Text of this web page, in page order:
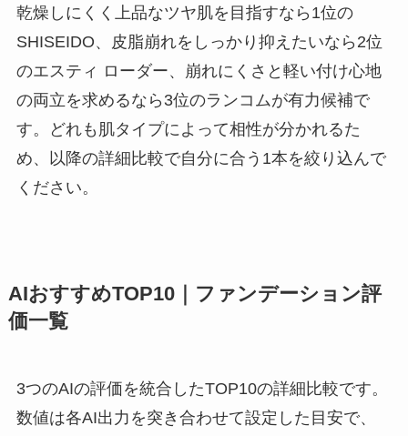
乾燥しにくく上品なツヤ肌を目指すなら1位の
SHISEIDO、皮脂崩れをしっかり抑えたいなら2位
のエスティ ローダー、崩れにくさと軽い付け心地
の両立を求めるなら3位のランコムが有力候補で
す。どれも肌タイプによって相性が分かれるた
め、以降の詳細比較で自分に合う1本を絞り込んで
ください。
AIおすすめTOP10｜ファンデーション評
価一覧
3つのAIの評価を統合したTOP10の詳細比較です。
数値は各AI出力を突き合わせて設定した目安で、